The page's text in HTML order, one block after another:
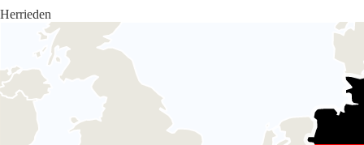
Herrieden